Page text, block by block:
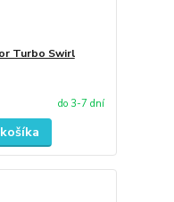
Turbo Swirl
do 3-7 dní